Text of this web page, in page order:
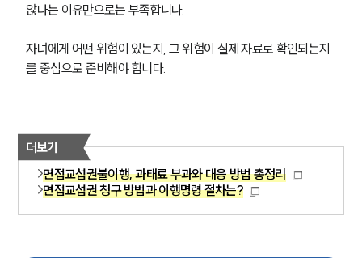
않다는 이유만으로는 부족합니다.
자녀에게 어떤 위험이 있는지, 그 위험이 실제 자료로 확인되는지
를 중심으로 준비해야 합니다.
더보기
면접교섭권불이행, 과태료 부과와 대응 방법 총정리
면접교섭권 청구 방법과 이행명령 절차는?